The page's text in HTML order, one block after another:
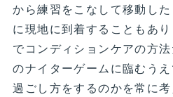
から練習をこなして移動し
に現地に到着することもあ
でコンディションケアの方
のナイターゲームに臨むう
過ごし方をするのかを常に